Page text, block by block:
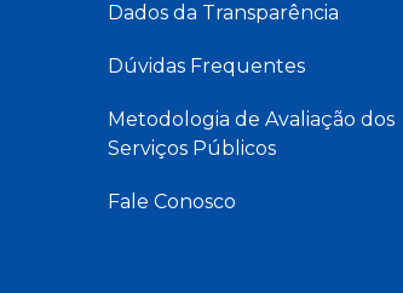
Dados da Transparência
Dúvidas Frequentes
Metodologia de Avaliação dos
Serviços Públicos
Fale Conosco